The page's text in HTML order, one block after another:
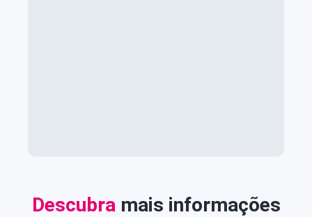
Descubra mais informações